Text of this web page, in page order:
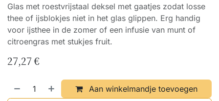
Glas met roestvrijstaal deksel met gaatjes zodat losse
thee of ijsblokjes niet in het glas glippen. Erg handig
voor ijsthee in de zomer of een infusie van munt of
citroengras met stukjes fruit.
27,27€
Aan winkelmandje toevoegen